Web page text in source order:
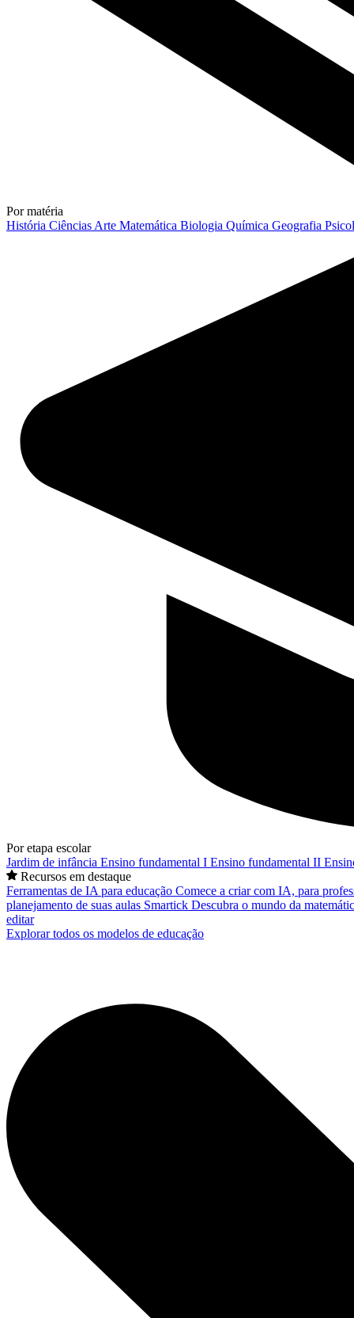
Por matéria
História Ciências Arte Matemática Biologia Química Geografia
Por etapa escolar
Jardim de infância Ensino fundamental I Ensino fundamental II
Recursos em destaque
Ferramentas de IA para educação Comece a criar com IA, para
planejamento de suas aulas Smartick Descubra o mundo da
editar
Explorar todos os modelos de educação